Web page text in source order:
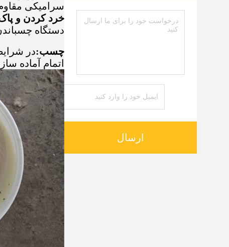
ارسال
سرامیکی
خرد کردن و
دستگاه
چسب:
اتمام آماده سازی، سعی کنید آن